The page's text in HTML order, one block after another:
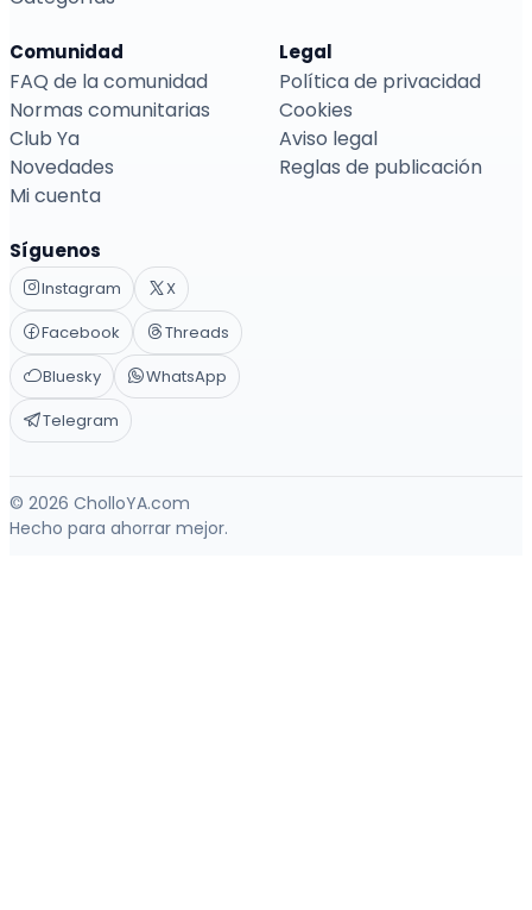
Comunidad
FAQ de la comunidad
Normas comunitarias
Club Ya
Novedades
Mi cuenta
Legal
Política de privacidad
Cookies
Aviso legal
Reglas de publicación
Síguenos
Instagram
X
Facebook
Threads
Bluesky
WhatsApp
Telegram
© 2026 CholloYA.com
Hecho para ahorrar mejor.